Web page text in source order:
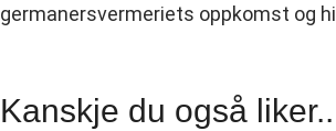
germanersvermeriets oppkomst og
Kanskje du også liker..